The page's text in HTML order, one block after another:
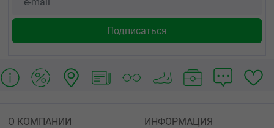
О КОМПАНИИ
ИНФОРМАЦИЯ